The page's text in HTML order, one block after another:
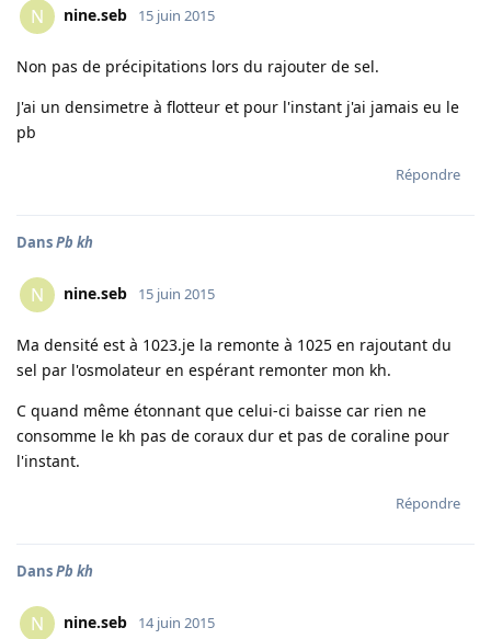
N nine.seb 15 juin 2015
Non pas de précipitations lors du rajouter de sel.
J'ai un densimetre à flotteur et pour l'instant j'ai jamais eu le
pb
Répondre
DansPb kh
N nine.seb 15 juin 2015
Ma densité est à 1023.je la remonte à 1025 en rajoutant du
sel par l'osmolateur en espérant remonter mon kh.
C quand même étonnant que celui-ci baisse car rien ne
consomme le kh pas de coraux dur et pas de coraline pour
l'instant.
Répondre
DansPb kh
N nine.seb 14 juin 2015